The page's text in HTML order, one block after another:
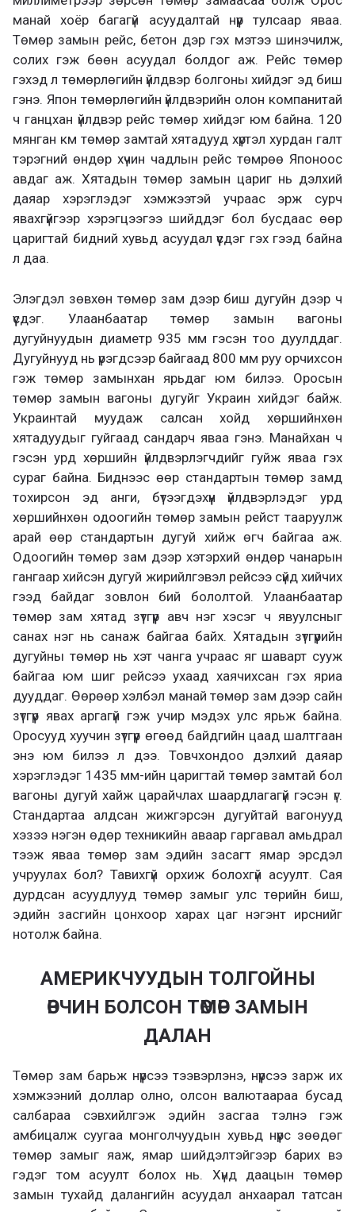
манай хоёр багагүй асуудалтай нүүр тулсаар яваа.
Төмөр замын рейс, бетон дэр гэх мэтээ шинэчилж,
солих гэж бөөн асуудал болдог аж. Рейс төмөр
гэхэд л төмөрлөгийн үйлдвэр болгоны хийдэг эд биш
гэнэ. Япон төмөрлөгийн үйлдвэрийн олон компанитай
ч ганцхан үйлдвэр рейс төмөр хийдэг юм байна. 120
мянган км төмөр замтай хятадууд хүртэл хурдан галт
тэрэгний өндөр хүчин чадлын рейс төмрөө Японоос
авдаг аж. Хятадын төмөр замын цариг нь дэлхий
даяар хэрэглэдэг хэмжээтэй учраас эрж сурч
явахгүйгээр хэрэгцээгээ шийддэг бол бусдаас өөр
царигтай бидний хувьд асуудал үүсдэг гэх гээд байна
л даа.
Элэгдэл зөвхөн төмөр зам дээр биш дугуйн дээр ч
үүсдэг. Улаанбаатар төмөр замын вагоны
дугуйнуудын диаметр 935 мм гэсэн тоо дуулддаг.
Дугуйнууд нь үрэгдсээр байгаад 800 мм руу орчихсон
гэж төмөр замынхан ярьдаг юм билээ. Оросын
төмөр замын вагоны дугуйг Украин хийдэг байж.
Украинтай муудаж салсан хойд хөршийнхөн
хятадуудыг гуйгаад сандарч яваа гэнэ. Манайхан ч
гэсэн урд хөршийн үйлдвэрлэгчдийг гуйж яваа гэх
сураг байна. Биднээс өөр стандартын төмөр замд
тохирсон эд анги, бүтээгдэхүүн үйлдвэрлэдэг урд
хөршийнхөн одоогийн төмөр замын рейст тааруулж
арай өөр стандартын дугуй хийж өгч байгаа аж.
Одоогийн төмөр зам дээр хэтэрхий өндөр чанарын
гангаар хийсэн дугуй жирийлгэвэл рейсээ сүйд хийчих
гээд байдаг зовлон бий бололтой. Улаанбаатар
төмөр зам хятад зүтгүүр авч нэг хэсэг ч явуулсныг
санах нэг нь санаж байгаа байх. Хятадын зүтгүүрийн
дугуйны төмөр нь хэт чанга учраас яг шаварт сууж
байгаа юм шиг рейсээ ухаад хаячихсан гэх яриа
дууддаг. Өөрөөр хэлбэл манай төмөр зам дээр сайн
зүтгүүр явах аргагүй гэж учир мэдэх улс ярьж байна.
Оросууд хуучин зүтгүүр өгөөд байдгийн цаад шалтгаан
энэ юм билээ л дээ. Товчхондоо дэлхий даяар
хэрэглэдэг 1435 мм-ийн царигтай төмөр замтай бол
вагоны дугуй хайж царайчлах шаардлагагүй гэсэн үг.
Стандартаа алдсан жижгэрсэн дугуйтай вагонууд
хэзээ нэгэн өдөр техникийн аваар гаргавал амьдрал
тээж яваа төмөр зам эдийн засагт ямар эрсдэл
учруулах бол? Тавихгүй орхиж болохгүй асуулт. Сая
дурдсан асуудлууд төмөр замыг улс төрийн биш,
эдийн засгийн цонхоор харах цаг нэгэнт ирснийг
нотолж байна.
АМЕРИКЧУУДЫН ТОЛГОЙНЫ
ӨВЧИН БОЛСОН ТӨМӨР ЗАМЫН
ДАЛАН
Төмөр зам барьж нүүрсээ тээвэрлэнэ, нүүрсээ зарж их
хэмжээний доллар олно, олсон валютаараа бусад
салбараа сэвхийлгэж эдийн засгаа тэлнэ гэж
амбицалж суугаа монголчуудын хувьд нүүрс зөөдөг
төмөр замыг яаж, ямар шийдэлтэйгээр барих вэ
гэдэг том асуулт болох нь. Хүнд даацын төмөр
замын тухайд далангийн асуудал анхаарал татсан